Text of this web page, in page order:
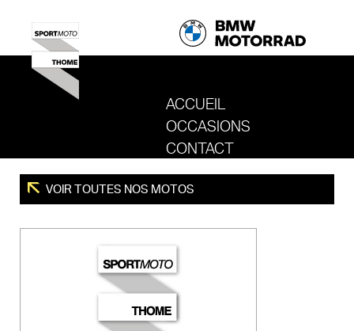
ACCUEIL
REVENIR AU SITE DE SPORT MOTO
OCCASIONS
CONTACT
VOIR TOUTES NOS MOTOS